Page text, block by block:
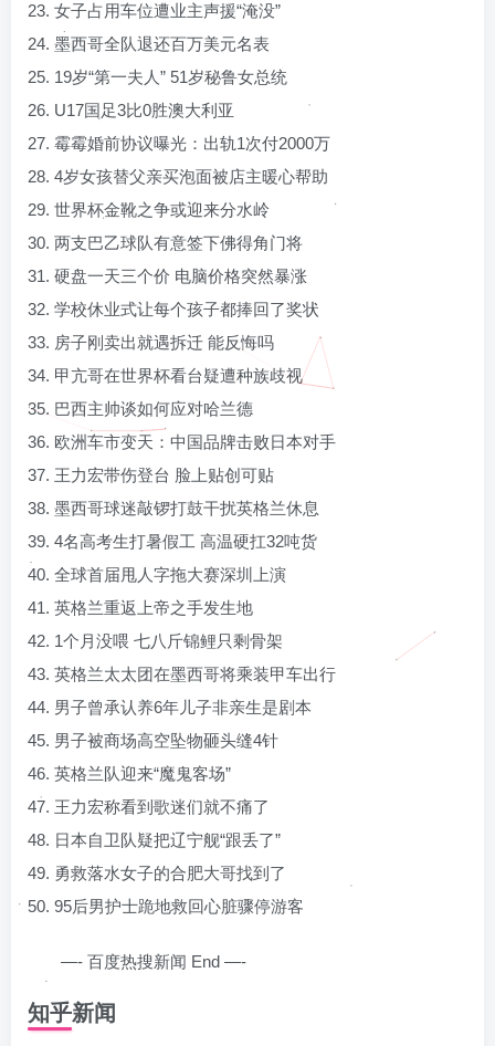
23. 女子占用车位遭业主声援“淹没”
24. 墨西哥全队退还百万美元名表
25. 19岁“第一夫人” 51岁秘鲁女总统
26. U17国足3比0胜澳大利亚
27. 霉霉婚前协议曝光：出轨1次付2000万
28. 4岁女孩替父亲买泡面被店主暖心帮助
29. 世界杯金靴之争或迎来分水岭
30. 两支巴乙球队有意签下佛得角门将
31. 硬盘一天三个价 电脑价格突然暴涨
32. 学校休业式让每个孩子都捧回了奖状
33. 房子刚卖出就遇拆迁 能反悔吗
34. 甲亢哥在世界杯看台疑遭种族歧视
35. 巴西主帅谈如何应对哈兰德
36. 欧洲车市变天：中国品牌击败日本对手
37. 王力宏带伤登台 脸上贴创可贴
38. 墨西哥球迷敲锣打鼓干扰英格兰休息
39. 4名高考生打暑假工 高温硬扛32吨货
40. 全球首届甩人字拖大赛深圳上演
41. 英格兰重返上帝之手发生地
42. 1个月没喂 七八斤锦鲤只剩骨架
43. 英格兰太太团在墨西哥将乘装甲车出行
44. 男子曾承认养6年儿子非亲生是剧本
45. 男子被商场高空坠物砸头缝4针
46. 英格兰队迎来“魔鬼客场”
47. 王力宏称看到歌迷们就不痛了
48. 日本自卫队疑把辽宁舰“跟丢了”
49. 勇救落水女子的合肥大哥找到了
50. 95后男护士跪地救回心脏骤停游客
—- 百度热搜新闻 End —-
知乎新闻